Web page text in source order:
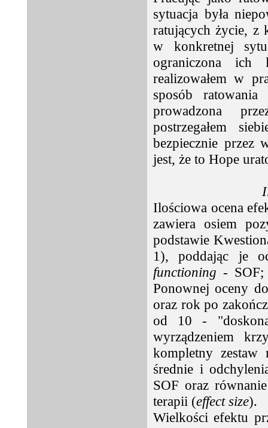
sytuacja była
ratujących życie, z
w konkretnej
ograniczona ich
realizowałem w
sposób
prowadzona
postrzegałem
bezpiecznie przez
jest, że to Hope
Ilościowa ocena
zawiera osiem
podstawie
1), poddając je
functioning - SOF;
Ponownej oceny
oraz rok po
od 10 -
wyrządzeniem
kompletny zestaw
średnie i
SOF oraz
terapii (effect size).
Wielkości efektu